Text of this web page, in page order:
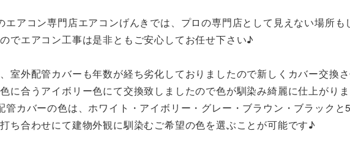
エアコン専門店エアコンげんきでは、プロの専門店として見えない場所
でエアコン工事は是非ともご安心してお任せ下さい♪
室外配管カバーも年数が経ち劣化しておりましたので新しくカバー交換さ
に合うアイボリー色にて交換致しましたので色が馴染み綺麗に仕上がり
管カバーの色は、ホワイト・アイボリー・グレー・ブラウン・ブラックと5
ち合わせにて建物外観に馴染むご希望の色を選ぶことが可能です♪